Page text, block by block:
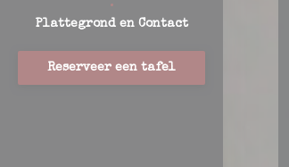
Plattegrond en Contact
Reserveer een tafel